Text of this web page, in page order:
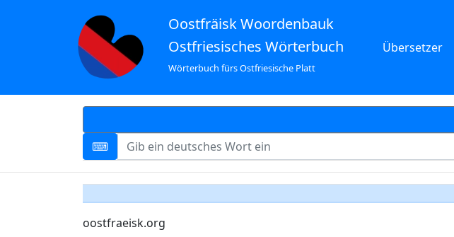
Oostfräisk Woordenbauk
Ostfriesisches Wörterbuch
Wörterbuch fürs Ostfriesische Platt
Übersetzer
oostfraeisk.org